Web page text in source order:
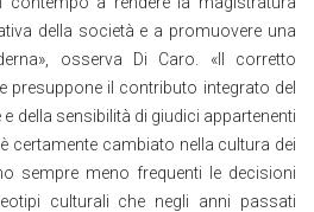
della società e a promuovere una
osserva Di Caro. «Il corretto
presuppone il contributo integrato del
della sensibilità di giudici appartenenti
certamente cambiato nella cultura dei
sempre meno frequenti le decisioni
culturali che negli anni passati